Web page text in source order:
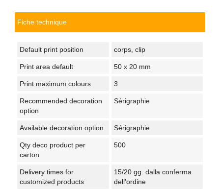
Fiche technique
Default print position corps, clip
Print area default 50 x 20 mm
Print maximum colours 3
Recommended decoration
option
Sérigraphie
Available decoration option Sérigraphie
Qty deco product per
carton
500
Delivery times for
customized products
15/20 gg. dalla conferma
dell'ordine